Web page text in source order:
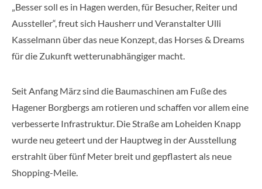
„Besser soll es in Hagen werden, für Besucher, Reiter und
Aussteller“, freut sich Hausherr und Veranstalter Ulli
Kasselmann über das neue Konzept, das Horses & Dreams
für die Zukunft wetterunabhängiger macht.
Seit Anfang März sind die Baumaschinen am Fuße des
Hagener Borgbergs am rotieren und schaffen vor allem eine
verbesserte Infrastruktur. Die Straße am Loheiden Knapp
wurde neu geteert und der Hauptweg in der Ausstellung
erstrahlt über fünf Meter breit und gepflastert als neue
Shopping-Meile.